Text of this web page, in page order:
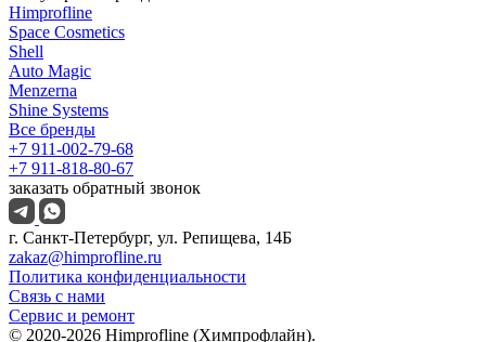
Himprofline
Space Cosmetics
Shell
Auto Magic
Menzerna
Shine Systems
Все бренды
+7 911-002-79-68
+7 911-818-80-67
заказать обратный звонок
г. Санкт-Петербург, ул. Репищева, 14Б
zakaz@himprofline.ru
Политика конфиденциальности
Связь с нами
Сервис и ремонт
© 2020-2026 Himprofline (Химпрофлайн).